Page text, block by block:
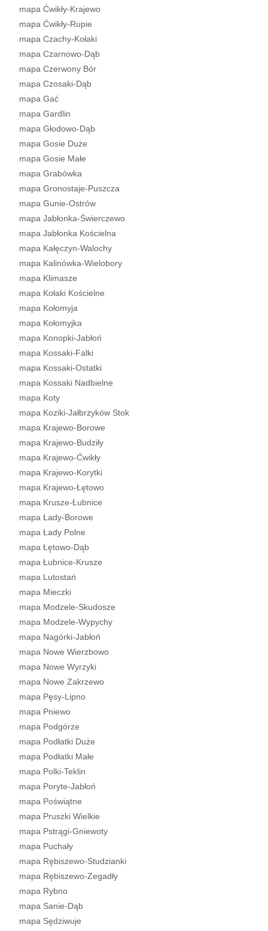
mapa Ćwikły-Krajewo
mapa Ćwikły-Rupie
mapa Czachy-Kołaki
mapa Czarnowo-Dąb
mapa Czerwony Bór
mapa Czosaki-Dąb
mapa Gać
mapa Gardlin
mapa Głodowo-Dąb
mapa Gosie Duże
mapa Gosie Małe
mapa Grabówka
mapa Gronostaje-Puszcza
mapa Gunie-Ostrów
mapa Jabłonka-Świerczewo
mapa Jabłonka Kościelna
mapa Kałęczyn-Walochy
mapa Kalinówka-Wielobory
mapa Klimasze
mapa Kołaki Kościelne
mapa Kołomyja
mapa Kołomyjka
mapa Konopki-Jabłoń
mapa Kossaki-Falki
mapa Kossaki-Ostatki
mapa Kossaki Nadbielne
mapa Koty
mapa Koziki-Jałbrzyków Stok
mapa Krajewo-Borowe
mapa Krajewo-Budziły
mapa Krajewo-Ćwikły
mapa Krajewo-Korytki
mapa Krajewo-Łętowo
mapa Krusze-Łubnice
mapa Łady-Borowe
mapa Łady Polne
mapa Łętowo-Dąb
mapa Łubnice-Krusze
mapa Lutostań
mapa Mieczki
mapa Modzele-Skudosze
mapa Modzele-Wypychy
mapa Nagórki-Jabłoń
mapa Nowe Wierzbowo
mapa Nowe Wyrzyki
mapa Nowe Zakrzewo
mapa Pęsy-Lipno
mapa Pniewo
mapa Podgórze
mapa Podłatki Duże
mapa Podłatki Małe
mapa Polki-Teklin
mapa Poryte-Jabłoń
mapa Poświątne
mapa Pruszki Wielkie
mapa Pstrągi-Gniewoty
mapa Puchały
mapa Rębiszewo-Studzianki
mapa Rębiszewo-Zegadły
mapa Rybno
mapa Sanie-Dąb
mapa Sędziwuje